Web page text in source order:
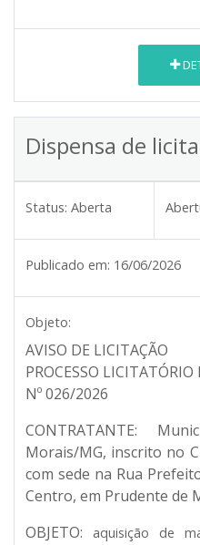
Dispensa de
Status: Aberta
Publicado em: 16/06/2026
Objeto:
AVISO DE LICITAÇÃO
PROCESSO
Nº 026/2026
CONTRATANTE:
Morais/MG, inscrito no
com sede na Rua
Centro, em Prudente de
OBJETO: aquisição de